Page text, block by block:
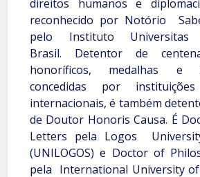
direitos humanos e
reconhecido por Notório
pelo Instituto Universitas
Brasil. Detentor de
honoríficos, medalhas e
concedidas por
internacionais, é também
de Doutor Honoris Causa. É
Letters pela Logos
(UNILOGOS) e Doctor of
pela International University